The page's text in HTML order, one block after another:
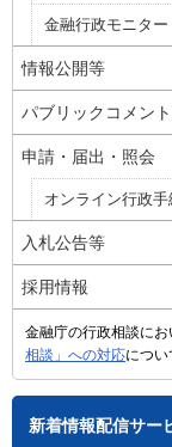
金融行政モニター
情報公開等
パブリックコメント
申請・届出・照会
オンライン行政手
入札公告等
採用情報
金融庁の行政相談にお
相談」への対応につい
新着情報配信サー